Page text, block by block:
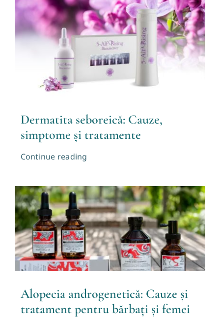
Contact
Dermatita seboreică: Cauze,
simptome și tratamente
Continue reading
Alopecia androgenetică: Cauze și
tratament pentru bărbați și femei